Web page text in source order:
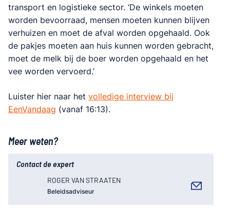
transport en logistieke sector. ‘De winkels moeten
worden bevoorraad, mensen moeten kunnen blijven
verhuizen en moet de afval worden opgehaald. Ook
de pakjes moeten aan huis kunnen worden gebracht,
moet de melk bij de boer worden opgehaald en het
vee worden vervoerd.’
Luister hier naar het volledige interview bij
EenVandaag (vanaf 16:13).
Meer weten?
Contact de expert
ROGER VAN STRAATEN
Beleidsadviseur